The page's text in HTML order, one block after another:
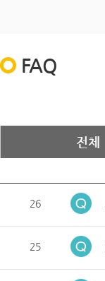
FAQ
전체
26
25